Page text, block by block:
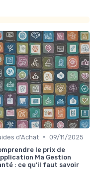
d'Achat • 09/11/2025
le prix de
Ma Gestion
: ce qu’il faut savoir